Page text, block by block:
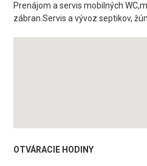
Prenájom a servis mobilných
zábran.Servis a vývoz septikov,
OTVÁRACIE HODINY